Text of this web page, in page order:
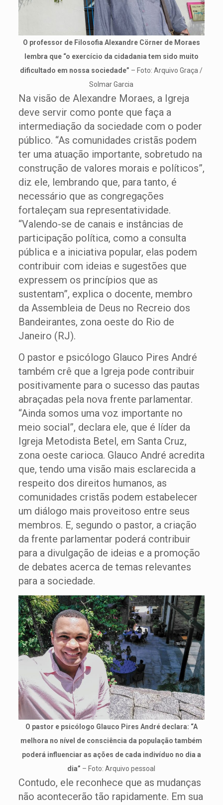
O professor de Filosofia Alexandre Cörner de Moraes
lembra que “o exercício da cidadania tem sido muito
dificultado em nossa sociedade” – Foto: Arquivo Graça /
Solmar Garcia
Na visão de Alexandre Moraes, a Igreja
deve servir como ponte que faça a
intermediação da sociedade com o poder
público. “As comunidades cristãs podem
ter uma atuação importante, sobretudo na
construção de valores morais e políticos”,
diz ele, lembrando que, para tanto, é
necessário que as congregações
fortaleçam sua representatividade.
“Valendo-se de canais e instâncias de
participação política, como a consulta
pública e a iniciativa popular, elas podem
contribuir com ideias e sugestões que
expressem os princípios que as
sustentam”, explica o docente, membro
da Assembleia de Deus no Recreio dos
Bandeirantes, zona oeste do Rio de
Janeiro (RJ).
O pastor e psicólogo Glauco Pires André
também crê que a Igreja pode contribuir
positivamente para o sucesso das pautas
abraçadas pela nova frente parlamentar.
“Ainda somos uma voz importante no
meio social”, declara ele, que é líder da
Igreja Metodista Betel, em Santa Cruz,
zona oeste carioca. Glauco André acredita
que, tendo uma visão mais esclarecida a
respeito dos direitos humanos, as
comunidades cristãs podem estabelecer
um diálogo mais proveitoso entre seus
membros. E, segundo o pastor, a criação
da frente parlamentar poderá contribuir
para a divulgação de ideias e a promoção
de debates acerca de temas relevantes
para a sociedade.
O pastor e psicólogo Glauco Pires André declara: “A
melhora no nível de consciência da população também
poderá influenciar as ações de cada indivíduo no dia a
dia” – Foto: Arquivo pessoal
Contudo, ele reconhece que as mudanças
não acontecerão tão rapidamente. Em sua